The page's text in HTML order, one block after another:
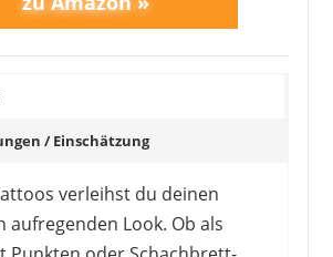
/ Einschätzung
verleihst du deinen
aufregenden Look. Ob als